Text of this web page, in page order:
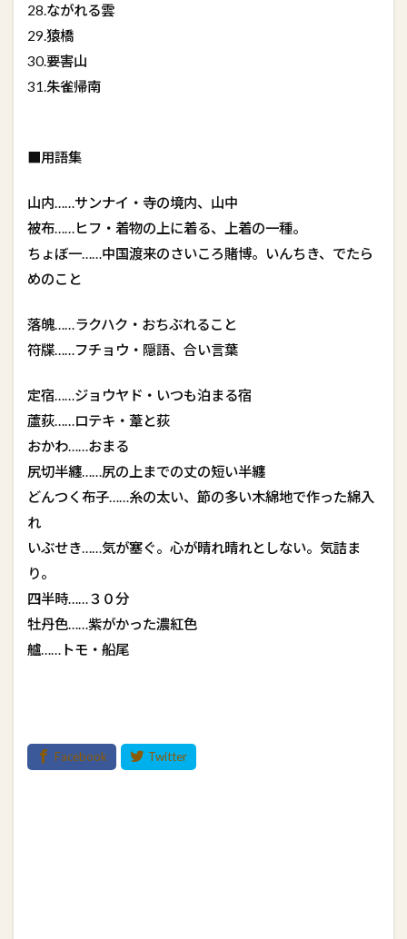
28.ながれる雲
29.猿橋
30.要害山
31.朱雀帰南
■用語集
山内……サンナイ・寺の境内、山中
被布……ヒフ・着物の上に着る、上着の一種。
ちょぼ一……中国渡来のさいころ賭博。いんちき、でたら
めのこと
落魄……ラクハク・おちぶれること
符牒……フチョウ・隠語、合い言葉
定宿……ジョウヤド・いつも泊まる宿
蘆荻……ロテキ・葦と荻
おかわ……おまる
尻切半纏……尻の上までの丈の短い半纏
どんつく布子……糸の太い、節の多い木綿地で作った綿入
れ
いぶせき……気が塞ぐ。心が晴れ晴れとしない。気詰ま
り。
四半時……３０分
牡丹色……紫がかった濃紅色
艫……トモ・船尾